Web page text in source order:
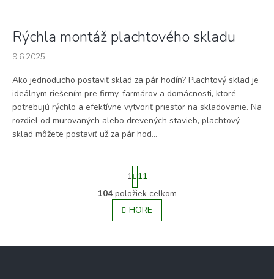
Rýchla montáž plachtového skladu
9.6.2025
Ako jednoducho postaviť sklad za pár hodín? Plachtový sklad je
ideálnym riešením pre firmy, farmárov a domácnosti, ktoré
potrebujú rýchlo a efektívne vytvoriť priestor na skladovanie. Na
rozdiel od murovaných alebo drevených stavieb, plachtový
sklad môžete postaviť už za pár hod...
O
v
l
d
S
t
r
á
n
k
1 11
104položiek celkom
HORE